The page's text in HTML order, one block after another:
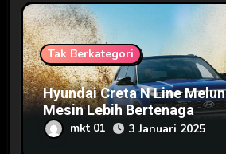
Tak Berkategori
Hyundai Creta N Line
Mesin Lebih Bertenaga
mkt 01 3 Januari 2025